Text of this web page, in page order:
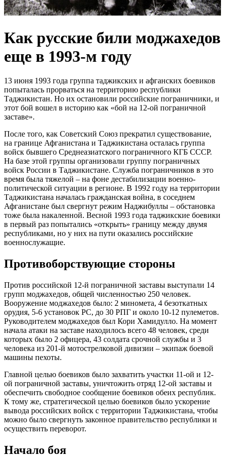
Как русские били моджахедов
еще в 1993-м году
13 июня 1993 года группа таджикских и афганских боевиков
попыталась прорваться на территорию республики
Таджикистан. Но их остановили российские пограничники, и
этот бой вошел в историю как «бой на 12-ой пограничной
заставе».
После того, как Советский Союз прекратил существование,
на границе Афганистана и Таджикистана осталась группа
войск бывшего Среднеазиатского пограничного КГБ СССР.
На базе этой группы организовали группу пограничных
войск России в Таджикистане. Служба пограничников в это
время была тяжелой – на фоне дестабилизации военно-
политической ситуации в регионе. В 1992 году на территории
Таджикистана началась гражданская война, в соседнем
Афганистане был свергнут режим Наджибуллы – обстановка
тоже была накаленной. Весной 1993 года таджикские боевики
в первый раз попытались «открыть» границу между двумя
республиками, но у них на пути оказались российские
военнослужащие.
Противоборствующие стороны
Против российской 12-й пограничной заставы выступали 14
групп моджахедов, общей численностью 250 человек.
Вооружение моджахедов было: 2 миномета, 4 безоткатных
орудия, 5-6 установок РС, до 30 РПГ и около 10-12 пулеметов.
Руководителем моджахедов был Кори Хамидулло. На момент
начала атаки на заставе находилось всего 48 человек, среди
которых было 2 офицера, 43 солдата срочной службы и 3
человека из 201-й мотострелковой дивизии – экипаж боевой
машины пехоты.
Главной целью боевиков было захватить участки 11-ой и 12-
ой пограничной заставы, уничтожить отряд 12-ой заставы и
обеспечить свободное сообщение боевиков обеих республик.
К тому же, стратегической целью боевиков было ускорение
вывода российских войск с территории Таджикистана, чтобы
можно было свергнуть законное правительство республики и
осуществить переворот.
Начало боя